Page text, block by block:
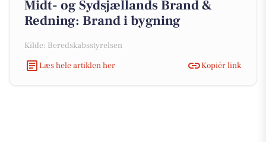
Midt- og Sydsjællands Brand &
Redning: Brand i bygning
Kilde: Beredskabsstyrelsen
Læs hele artiklen her
Kopiér link